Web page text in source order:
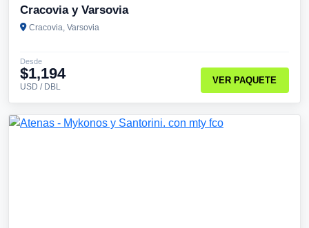
Cracovia y Varsovia
Cracovia, Varsovia
Desde
$1,194
USD / DBL
VER PAQUETE